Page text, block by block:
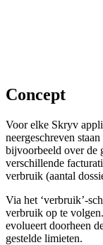
Concept
Voor elke Skryv
neergeschreven staan
bijvoorbeeld over de
verschillende
verbruik (aantal
Via het ‘verbruik’-
verbruik op te
evolueert doorheen
gestelde limieten.